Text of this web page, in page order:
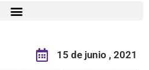
15 de junio , 2021